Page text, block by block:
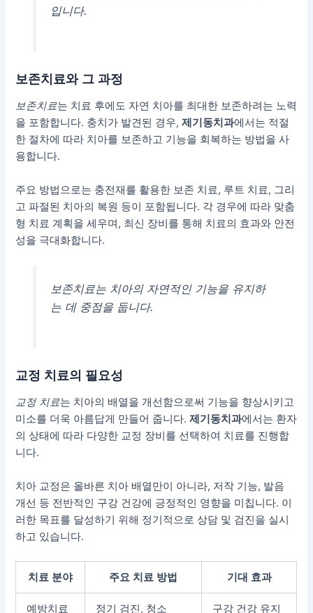
입니다.
보존치료와 그 과정
보존치료는 치료 후에도 자연 치아를 최대한 보존하려는 노력
을 포함합니다. 충치가 발견된 경우,제기동치과에서는 적절
한 절차에 따라 치아를 보존하고 기능을 회복하는 방법을 사
용합니다.
주요 방법으로는 충전재를 활용한 보존 치료, 루트 치료, 그리
고 파절된 치아의 복원 등이 포함됩니다. 각 경우에 따라 맞춤
형 치료 계획을 세우며, 최신 장비를 통해 치료의 효과와 안전
성을 극대화합니다.
보존치료는 치아의 자연적인 기능을 유지하
는 데 중점을 둡니다.
교정 치료의 필요성
교정 치료는 치아의 배열을 개선함으로써 기능을 향상시키고
미소를 더욱 아름답게 만들어 줍니다.제기동치과에서는 환자
의 상태에 따라 다양한 교정 장비를 선택하여 치료를 진행합
니다.
치아 교정은 올바른 치아 배열만이 아니라, 저작 기능, 발음
개선 등 전반적인 구강 건강에 긍정적인 영향을 미칩니다. 이
러한 목표를 달성하기 위해 정기적으로 상담 및 검진을 실시
하고 있습니다.
치료 분야 주요 치료 방법 기대 효과
예방치료 정기 검진, 청소 구강 건강 유지